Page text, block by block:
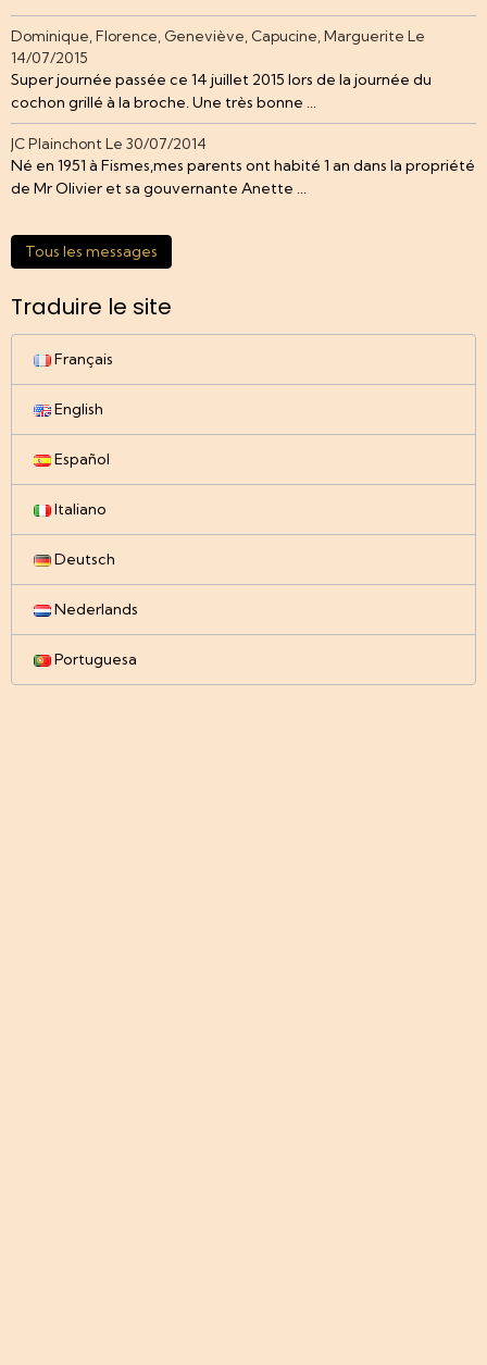
Dominique, Florence, Geneviève, Capucine, Marguerite Le
14/07/2015
Super journée passée ce 14 juillet 2015 lors de la journée du
cochon grillé à la broche. Une très bonne ...
JC Plainchont Le 30/07/2014
Né en 1951 à Fismes,mes parents ont habité 1 an dans la propriété
de Mr Olivier et sa gouvernante Anette ...
Tous les messages
Traduire le site
Français
English
Español
Italiano
Deutsch
Nederlands
Portuguesa